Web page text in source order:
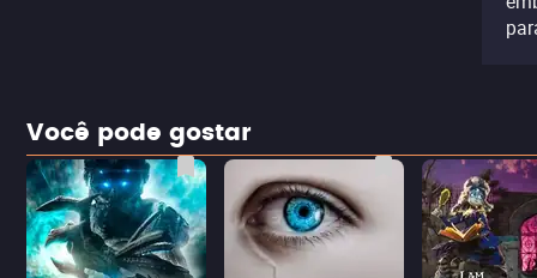
Você pode gostar